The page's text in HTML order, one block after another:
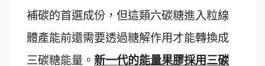
補碳的首選成份，但這類六碳糖進入粒線
體產能前還需要透過糖解作用才能轉換成
三碳糖能量。 新一代的能量果膠採用三碳